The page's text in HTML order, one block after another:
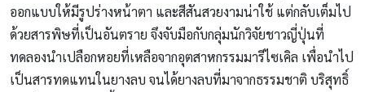
ออกแบบให้มีรูปร่างหน้าตา และสีสันสวยงามน่าใช้ แต่กลับเต็มไป
ด้วยสารพิษที่เป็นอันตราย จึงจับมือกับกลุ่มนักวิจัยชาวญี่ปุ่นที่
ทดลองนำเปลือกหอยที่เหลือจากอุตสาหกรรมมารีไซเคิล เพื่อนำไป
เป็นสารทดแทนในยางลบ จนได้ยางลบที่มาจากธรรมชาติ บริสุทธิ์